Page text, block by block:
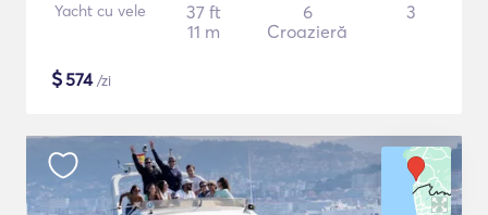
Yacht cu vele
37 ft
11 m
6
Croazieră
3
$574/zi